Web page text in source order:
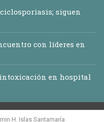
siguen
con líderes en
en hospital
H. Islas Santamaría